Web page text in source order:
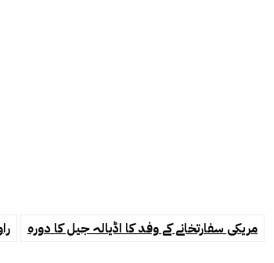
مریکی سفارتخانے کے وفد کا اڈیالہ جیل کا دورہ